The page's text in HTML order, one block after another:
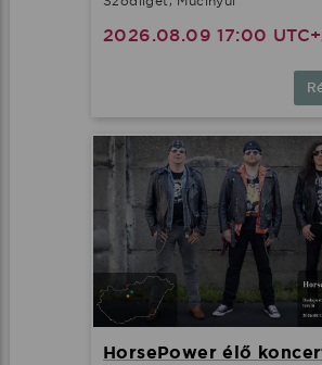
2026.08.09 17:00
HorsePower élő